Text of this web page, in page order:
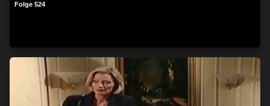
Folge 524